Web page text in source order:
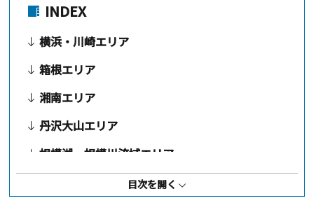
INDEX
横浜・川崎エリア
箱根エリア
湘南エリア
丹沢大山エリア
相模湖・相模川流域エリア
目次を開く